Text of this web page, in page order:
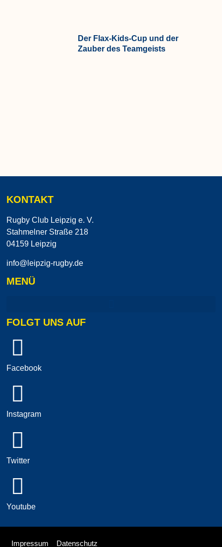
Der Flax-Kids-Cup und der
Zauber des Teamgeists
KONTAKT
Rugby Club Leipzig e. V.
Stahmelner Straße 218
04159 Leipzig
info@leipzig-rugby.de
MENÜ
FOLGT UNS AUF
Facebook
Instagram
Twitter
Youtube
Impressum Datenschutz